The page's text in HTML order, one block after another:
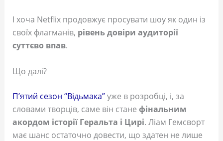
І хоча Netflix продовжує просувати шоу як один із
своїх флагманів, рівень довіри аудиторії
суттєво впав.
Що далі?
П’ятий сезон “Відьмака”уже в розробці, і, за
словами творців, саме він стане фінальним
акордом історії Геральта і Цирі. Ліам Гемсворт
має шанс остаточно довести, що здатен не лише